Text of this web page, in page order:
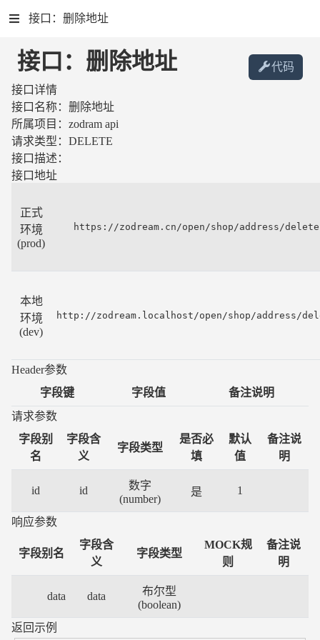
接口：删除地址
接口：删除地址
代码
接口详情
接口名称： 删除地址
所属项目： zodram api
请求类型： DELETE
接口描述：
接口地址
正式
环境
(prod)
https://zodream.cn/open/shop/address/delete
本地
环境
(dev)
http://zodream.localhost/open/shop/address/
Header参数
字段键
字段值
备注说明
请求参数
字段别
名
字段含
义
字段类型
是否必
填
默认
值
备注说
明
id id
数字
(number)
是 1
响应参数
字段别名
字段含
义
字段类型
MOCK规
则
备注说
明
data data
布尔型
(boolean)
返回示例